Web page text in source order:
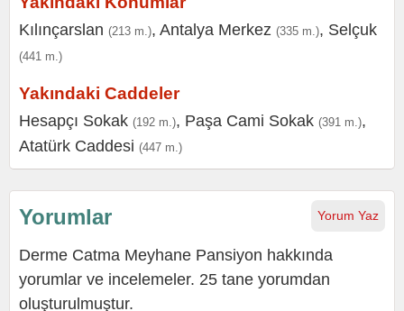
Kılınçarslan (213 m.), Antalya Merkez (335 m.), Selçuk
(441 m.)
Yakındaki Caddeler
Hesapçı Sokak (192 m.), Paşa Cami Sokak (391 m.),
Atatürk Caddesi (447 m.)
Yorum Yaz
Yorumlar
Derme Catma Meyhane Pansiyon hakkında
yorumlar ve incelemeler. 25 tane yorumdan
oluşturulmuştur.